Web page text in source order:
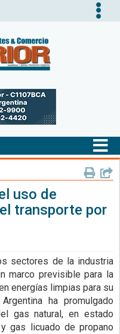
uso de
transporte por
sectores de la industria
marco previsible para la
energías limpias para su
ha promulgado
gas natural, en estado
gas licuado de propano